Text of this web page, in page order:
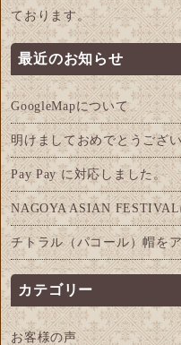
ております。
最近のお知らせ
GoogleMapについて
明けましておめでとうござ
Pay Pay に対応しました。
NAGOYA ASIAN
チトラル（パコール）帽を
カテゴリー
お客様の声